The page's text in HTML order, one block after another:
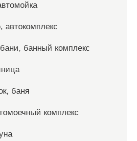
автокомплекс
банный комплекс
баня
комплекс